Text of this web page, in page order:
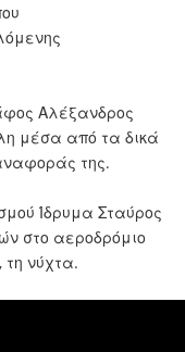
Αλέξανδρος
μέσα από τα δικά
της.
Ίδρυμα Σταύρος
στο αεροδρόμιο
τη νύχτα.